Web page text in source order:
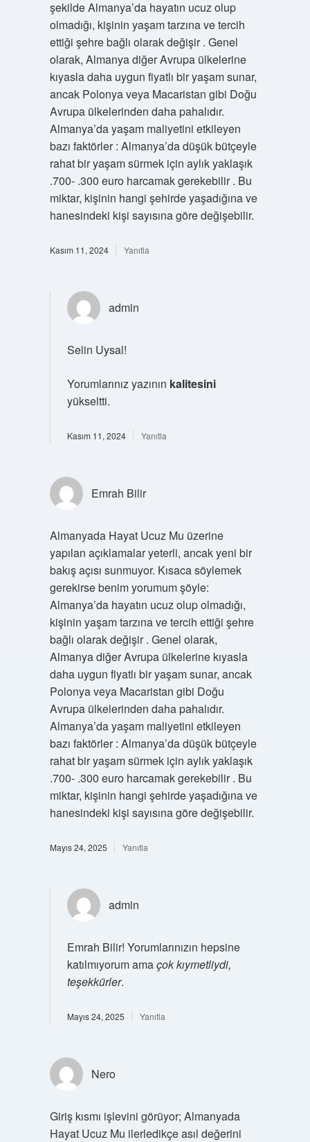
şekilde Almanya’da hayatın ucuz olup
olmadığı, kişinin yaşam tarzına ve tercih
ettiği şehre bağlı olarak değişir . Genel
olarak, Almanya diğer Avrupa ülkelerine
kıyasla daha uygun fiyatlı bir yaşam sunar,
ancak Polonya veya Macaristan gibi Doğu
Avrupa ülkelerinden daha pahalıdır.
Almanya’da yaşam maliyetini etkileyen
bazı faktörler : Almanya’da düşük bütçeyle
rahat bir yaşam sürmek için aylık yaklaşık
.700- .300 euro harcamak gerekebilir . Bu
miktar, kişinin hangi şehirde yaşadığına ve
hanesindeki kişi sayısına göre değişebilir.
Kasım 11, 2024 Yanıtla
admin
Selin Uysal!
Yorumlarınız yazının kalitesini
yükseltti.
Kasım 11, 2024 Yanıtla
Emrah Bilir
Almanyada Hayat Ucuz Mu üzerine
yapılan açıklamalar yeterli, ancak yeni bir
bakış açısı sunmuyor. Kısaca söylemek
gerekirse benim yorumum şöyle:
Almanya’da hayatın ucuz olup olmadığı,
kişinin yaşam tarzına ve tercih ettiği şehre
bağlı olarak değişir . Genel olarak,
Almanya diğer Avrupa ülkelerine kıyasla
daha uygun fiyatlı bir yaşam sunar, ancak
Polonya veya Macaristan gibi Doğu
Avrupa ülkelerinden daha pahalıdır.
Almanya’da yaşam maliyetini etkileyen
bazı faktörler : Almanya’da düşük bütçeyle
rahat bir yaşam sürmek için aylık yaklaşık
.700- .300 euro harcamak gerekebilir . Bu
miktar, kişinin hangi şehirde yaşadığına ve
hanesindeki kişi sayısına göre değişebilir.
Mayıs 24, 2025 Yanıtla
admin
Emrah Bilir! Yorumlarınızın hepsine
katılmıyorum amaçok kıymetliydi,
teşekkürler.
Mayıs 24, 2025 Yanıtla
Nero
Giriş kısmı işlevini görüyor; Almanyada
Hayat Ucuz Mu ilerledikçe asıl değerini